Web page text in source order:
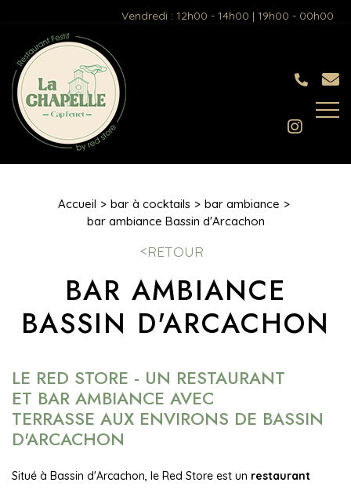
Vendredi : 12h00 - 14h00 | 19h00 - 00h00
Accueil bar à cocktails
bar ambiance
bar ambiance Bassin d'Arcachon
RETOUR
BAR AMBIANCE
BASSIN D'ARCACHON
LE RED STORE - UN RESTAURANT
ET BAR AMBIANCE AVEC
TERRASSE AUX ENVIRONS DE BASSIN
D'ARCACHON
Situé à Bassin d'Arcachon, le Red Store est un restaurant